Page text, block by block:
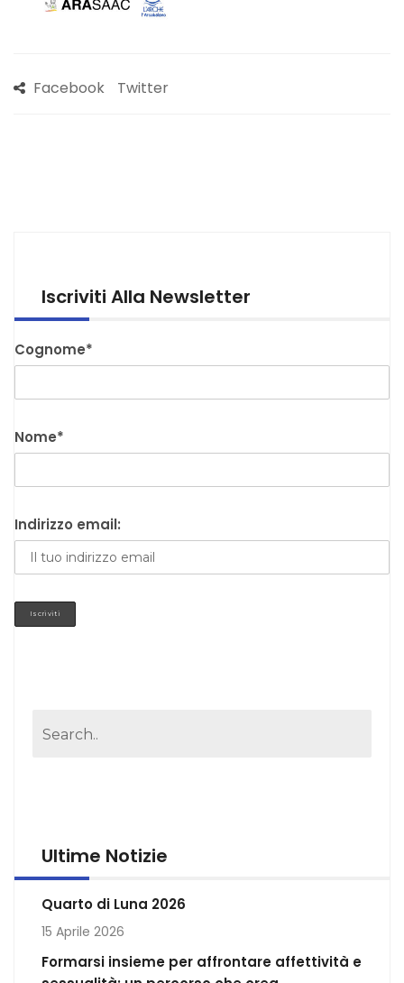
Facebook Twitter
Iscriviti Alla Newsletter
Cognome*
Nome*
Indirizzo email:
Ultime Notizie
Quarto di Luna 2026
15 Aprile 2026
Formarsi insieme per affrontare affettività e